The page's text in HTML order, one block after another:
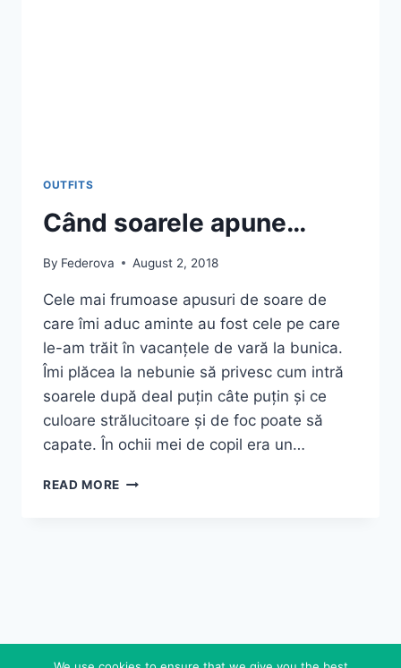
OUTFITS
Când soarele apune…
By Federova August 2, 2018
Cele mai frumoase apusuri de soare de
care îmi aduc aminte au fost cele pe care
le-am trăit în vacanțele de vară la bunica.
Îmi plăcea la nebunie să privesc cum intră
soarele după deal puțin câte puțin și ce
culoare strălucitoare și de foc poate să
capate. În ochii mei de copil era un…
READ MORE CÂND